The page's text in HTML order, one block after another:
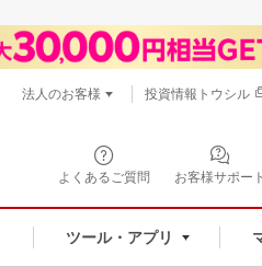
よくあるご質問 お客様サポート
ツール・アプリ
法人のお客様 投資情報トウシル